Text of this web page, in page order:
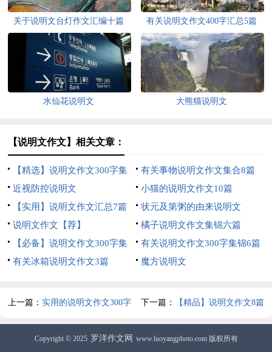
关于说明文台灯作文汇编十篇 有关说明文作文400字汇总5篇
水仙花说明文 大熊猫说明文
【说明文作文】相关文章：
【精选】说明文作文300字集
锦七篇
有关事物说明文作文集合8篇
近视防控说明文
小猫的说明文作文10篇
【实用】说明文作文汇总7篇
状元及第粥的由来说明文
说明文作文【荐】
橘子说明文作文集锦六篇
【必备】说明文作文300字集
锦7篇
有关说明文作文300字集锦6篇
有关冰箱说明文作文3篇
魔方说明文
上一篇： 实用的说明文作文300字
集锦九篇
下一篇： 【精品】说明文作文8篇
Copyright © 2025 罗洋作文网 www.luoyangphoto.com 版权所有